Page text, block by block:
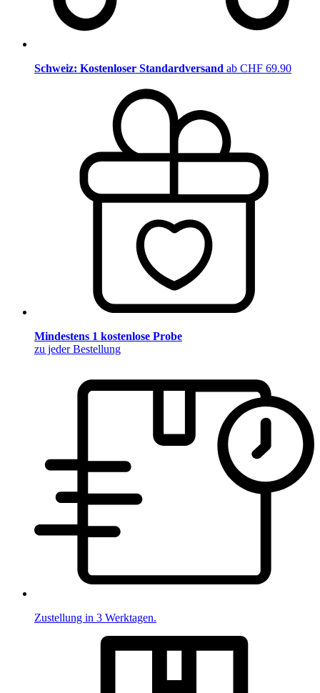
Schweiz: Kostenloser Standardversand ab CHF 69.90
Mindestens 1 kostenlose Probe
zu jeder Bestellung
Zustellung in 3 Werktagen.